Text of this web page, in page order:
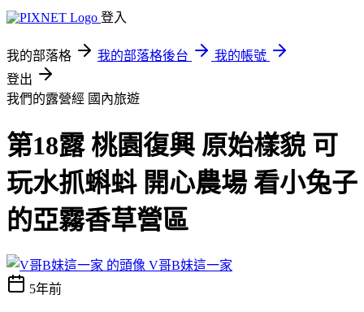
登入
我的部落格 我的部落格後台
我的帳號
登出
我們的露營經 國內旅遊
第18露 桃園復興 原始樣貌 可
玩水抓蝌蚪 開心農場 看小兔子
的亞霧香草營區
V哥B妹這一家
5年前